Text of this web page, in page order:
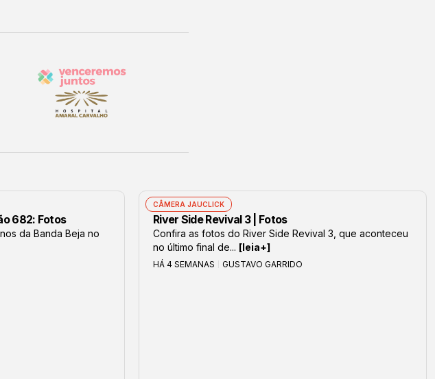
682: Fotos
da Banda Beja no
CÂMERA JAUCLICK
River Side Revival 3 | Fotos
Confira as fotos do River Side Revival 3, que aconteceu
no último final de... [leia+]
HÁ 4 SEMANAS GUSTAVO GARRIDO